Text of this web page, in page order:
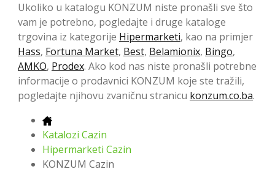
Ukoliko u katalogu KONZUM niste pronašli sve što
vam je potrebno, pogledajte i druge kataloge
trgovina iz kategorije Hipermarketi, kao na primjer
Hass, Fortuna Market, Best, Belamionix, Bingo,
AMKO, Prodex. Ako kod nas niste pronašli potrebne
informacije o prodavnici KONZUM koje ste tražili,
pogledajte njihovu zvaničnu stranicu konzum.co.ba.
Katalozi Cazin
Hipermarketi Cazin
KONZUM Cazin